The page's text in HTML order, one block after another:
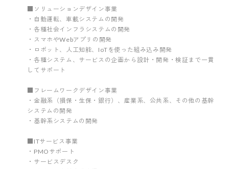
■ソリューションデザイン事業
・自動運転、車載システムの開発
・各種社会インフラシステムの開発
・スマホやWebアプリの開発
・ロボット、人工知能、IoTを使った組み込み開発
・各種システム、サービスの企画から設計・開発・検証まで一貫
してサポート
■フレームワークデザイン事業
・金融系（損保・生保・銀行）、産業系、公共系、その他の基幹
システムの開発
・基幹系システムの開発
■ITサービス事業
・PMOサポート
・サービスデスク